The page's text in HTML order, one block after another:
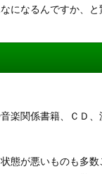
になるんですか、と
楽関係書籍、ＣＤ
態が悪いものも多